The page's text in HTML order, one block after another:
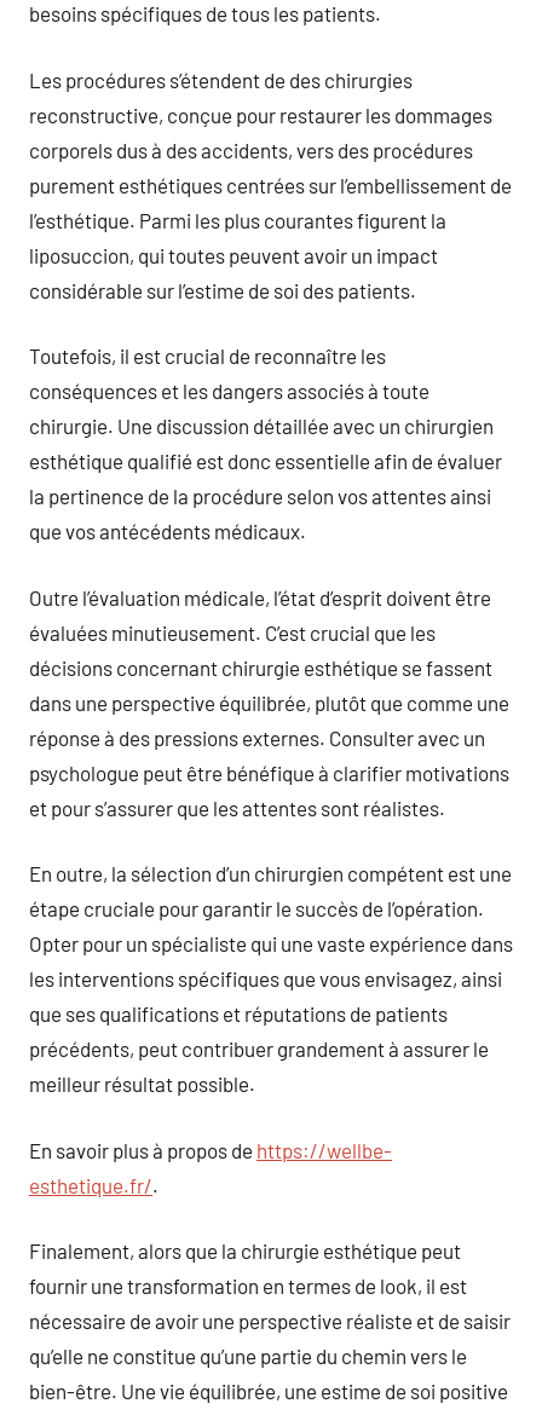
besoins spécifiques de tous les patients.
Les procédures s’étendent de des chirurgies
reconstructive, conçue pour restaurer les dommages
corporels dus à des accidents, vers des procédures
purement esthétiques centrées sur l’embellissement de
l’esthétique. Parmi les plus courantes figurent la
liposuccion, qui toutes peuvent avoir un impact
considérable sur l’estime de soi des patients.
Toutefois, il est crucial de reconnaître les
conséquences et les dangers associés à toute
chirurgie. Une discussion détaillée avec un chirurgien
esthétique qualifié est donc essentielle afin de évaluer
la pertinence de la procédure selon vos attentes ainsi
que vos antécédents médicaux.
Outre l’évaluation médicale, l’état d’esprit doivent être
évaluées minutieusement. C’est crucial que les
décisions concernant chirurgie esthétique se fassent
dans une perspective équilibrée, plutôt que comme une
réponse à des pressions externes. Consulter avec un
psychologue peut être bénéfique à clarifier motivations
et pour s’assurer que les attentes sont réalistes.
En outre, la sélection d’un chirurgien compétent est une
étape cruciale pour garantir le succès de l’opération.
Opter pour un spécialiste qui une vaste expérience dans
les interventions spécifiques que vous envisagez, ainsi
que ses qualifications et réputations de patients
précédents, peut contribuer grandement à assurer le
meilleur résultat possible.
En savoir plus à propos de https://wellbe-
esthetique.fr/.
Finalement, alors que la chirurgie esthétique peut
fournir une transformation en termes de look, il est
nécessaire de avoir une perspective réaliste et de saisir
qu’elle ne constitue qu’une partie du chemin vers le
bien-être. Une vie équilibrée, une estime de soi positive